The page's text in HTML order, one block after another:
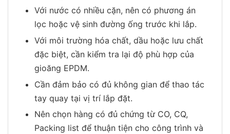
Với nước có nhiều cặn, nên có phương án
lọc hoặc vệ sinh đường ống trước khi lắp.
Với môi trường hóa chất, dầu hoặc lưu chất
đặc biệt, cần kiểm tra lại độ phù hợp của
gioăng EPDM.
Cần đảm bảo có đủ không gian để thao tác
tay quay tại vị trí lắp đặt.
Nên chọn hàng có đủ chứng từ CO, CQ,
Packing list để thuận tiện cho công trình và